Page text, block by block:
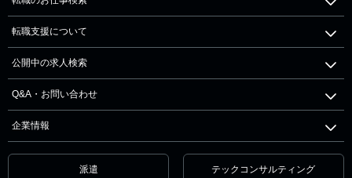
転職支援について
公開中の求人検索
Q&A・お問い合わせ
企業情報
派遣 テックコンサルティング